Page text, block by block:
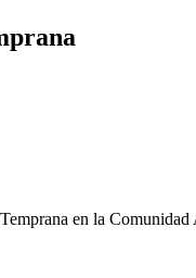
en la Comunidad